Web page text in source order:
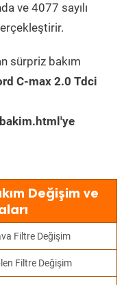
ve 4077 sayılı
sürpriz bakım
C-max 2.0 Tdci
Değişim ve
Filtre Değişim
Filtre Değişim